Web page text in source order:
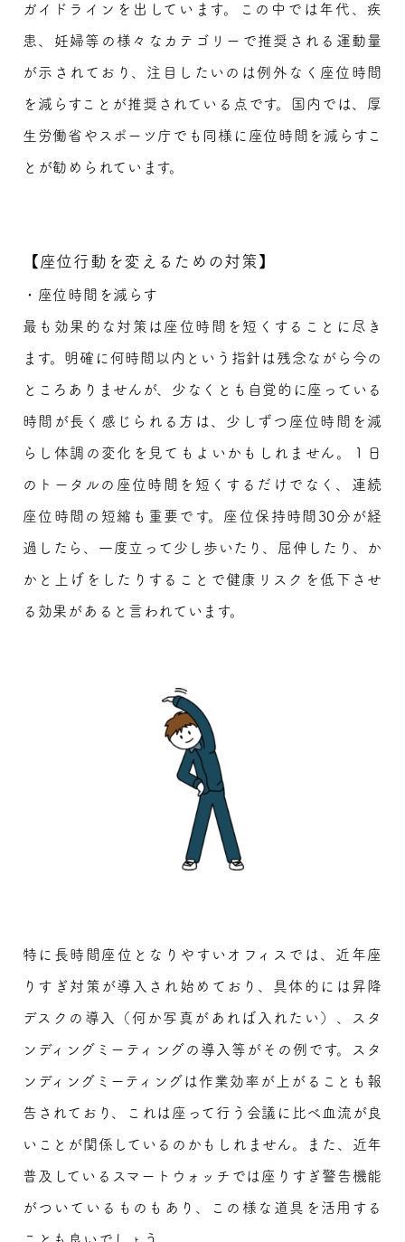
ガイドラインを出しています。この中では年代、疾
患、妊婦等の様々なカテゴリーで推奨される運動量
が示されており、注目したいのは例外なく座位時間
を減らすことが推奨されている点です。国内では、厚
生労働省やスポーツ庁でも同様に座位時間を減らすこ
とが勧められています。
【座位行動を変えるための対策】
・座位時間を減らす
最も効果的な対策は座位時間を短くすることに尽き
ます。明確に何時間以内という指針は残念ながら今の
ところありませんが、少なくとも自覚的に座っている
時間が長く感じられる方は、少しずつ座位時間を減
らし体調の変化を見てもよいかもしれません。１日
のトータルの座位時間を短くするだけでなく、連続
座位時間の短縮も重要です。座位保持時間30分が経
過したら、一度立って少し歩いたり、屈伸したり、か
かと上げをしたりすることで健康リスクを低下させ
る効果があると言われています。
特に長時間座位となりやすいオフィスでは、近年座
りすぎ対策が導入され始めており、具体的には昇降
デスクの導入（何か写真があれば入れたい）、スタ
ンディングミーティングの導入等がその例です。スタ
ンディングミーティングは作業効率が上がることも報
告されており、これは座って行う会議に比べ血流が良
いことが関係しているのかもしれません。また、近年
普及しているスマートウォッチでは座りすぎ警告機能
がついているものもあり、この様な道具を活用する